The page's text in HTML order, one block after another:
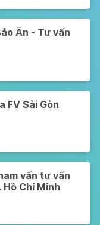
- Tư vấn
FV Sài Gòn
vấn tư vấn
Hồ Chí Minh